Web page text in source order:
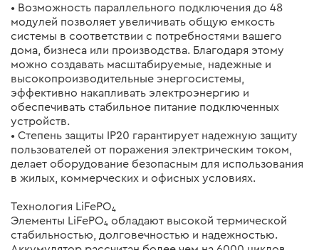
• Возможность параллельного подключения до 48
модулей позволяет увеличивать общую емкость
системы в соответствии с потребностями вашего
дома, бизнеса или производства. Благодаря этому
можно создавать масштабируемые, надежные и
высокопроизводительные энергосистемы,
эффективно накапливать электроэнергию и
обеспечивать стабильное питание подключенных
устройств.
• Степень защиты IP20 гарантирует надежную защиту
пользователей от поражения электрическим током,
делает оборудование безопасным для использования
в жилых, коммерческих и офисных условиях.
Технология LiFePO₄
Элементы LiFePO₄ обладают высокой термической
стабильностью, долговечностью и надежностью.